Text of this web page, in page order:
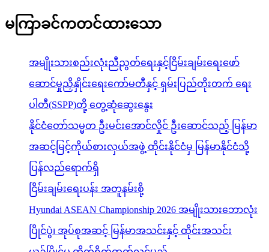
မကြာခင်ကတင်ထားသော
အမျိုးသားစည်းလုံးညီညွတ်ရေးနှင့်ငြိမ်းချမ်းရေးဖော်
ဆောင်မှုညှိနှိုင်းရေးကော်မတီနှင့် ရှမ်းပြည်တိုးတက် ရေး
ပါတီ(SSPP)တို့ တွေ့ဆုံဆွေးနွေး
နိုင်ငံတော်သမ္မတ ဦးမင်းအောင်လှိုင် ဦးဆောင်သည့် မြန်မာ
အဆင့်မြင့်ကိုယ်စားလှယ်အဖွဲ့ ထိုင်းနိုင်ငံမှ မြန်မာနိုင်ငံသို့
ပြန်လည်ရောက်ရှိ
ငြိမ်းချမ်းရေးပန်း အတူနမ်းစို့
Hyundai ASEAN Championship 2026 အမျိုးသားဘောလုံး
ပြိုင်ပွဲ၊ အုပ်စုအဆင့် မြန်မာအသင်းနှင့် ထိုင်းအသင်း